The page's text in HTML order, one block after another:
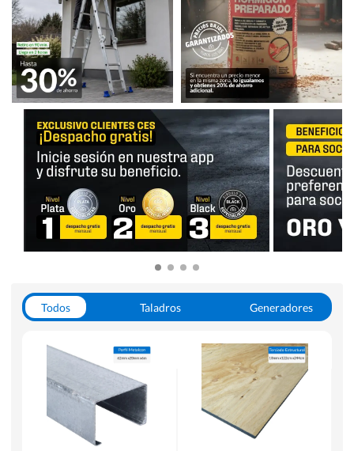
Todos Taladros
Generadores
Herramientas Manuales
Sierras Circulares